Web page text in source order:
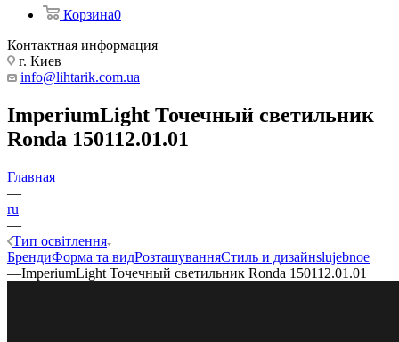
Корзина0
Контактная информация
г. Киев
info@lihtarik.com.ua
ImperiumLight Точечный светильник
Ronda 150112.01.01
Главная
—
ru
—
Тип освітлення
БрендиФорма та видРозташуванняСтиль и дизайнslujebnoe
—ImperiumLight Точечный светильник Ronda 150112.01.01